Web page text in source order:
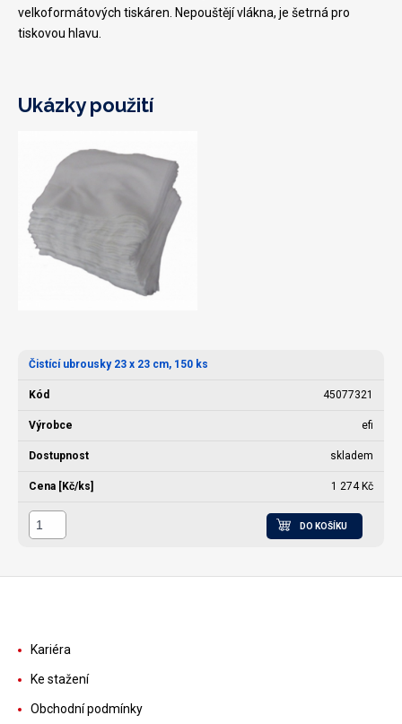
velkoformátových tiskáren. Nepouštějí vlákna, je šetrná pro
tiskovou hlavu.
Ukázky použití
Čistící ubrousky 23 x 23 cm, 150 ks
45077321
efi
skladem
1 274 Kč
DO KOŠÍKU
Kariéra
Ke stažení
Obchodní podmínky